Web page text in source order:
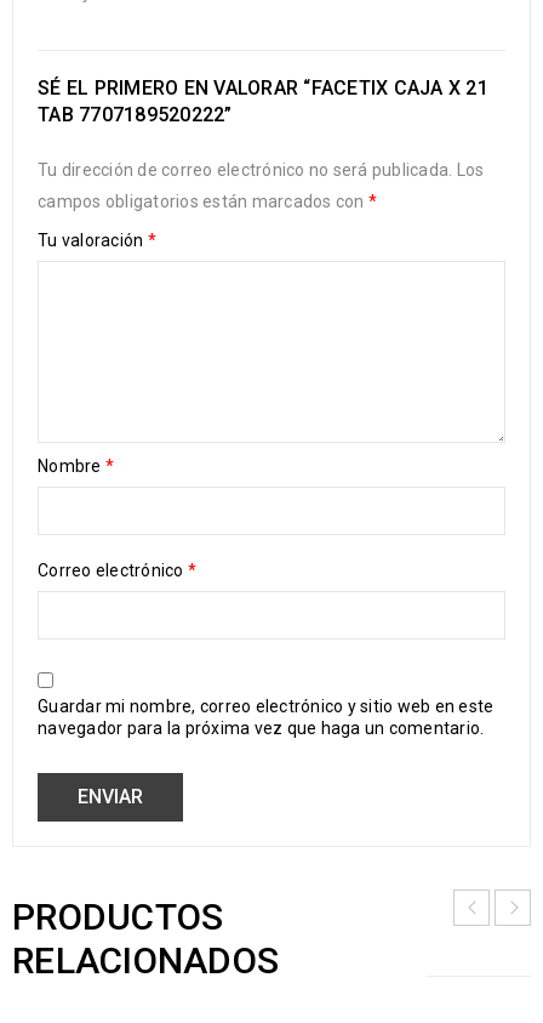
SÉ EL PRIMERO EN VALORAR “FACETIX CAJA X 21
TAB 7707189520222”
Tu dirección de correo electrónico no será publicada.
Los
campos obligatorios están marcados con *
Tu valoración *
Nombre *
Correo electrónico *
Guardar mi nombre, correo electrónico y sitio web en este
navegador para la próxima vez que haga un comentario.
PRODUCTOS
RELACIONADOS